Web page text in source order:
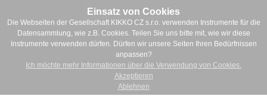
Einsatz von Cookies
Die Webseiten der Gesellschaft KIKKO CZ s.r.o. verwenden Instrumente für die
Datensammlung, wie z.B. Cookies. Teilen Sie uns bitte mit, wie wir diese
Instrumente verwenden dürfen. Dürfen wir unsere Seiten Ihren Bedürfnissen
anpassen?
Ich möchte mehr Informationen über die Verwendung von Cookies.
Akzeptieren
Ablehnen